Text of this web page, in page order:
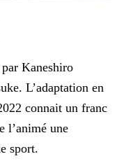
Kaneshiro
L’adaptation en
connait un franc
l’animé une
sport.